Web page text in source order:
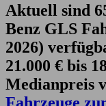
Aktuell sind
Benz GLS
2026)
21.000 € bis
Medianpreis